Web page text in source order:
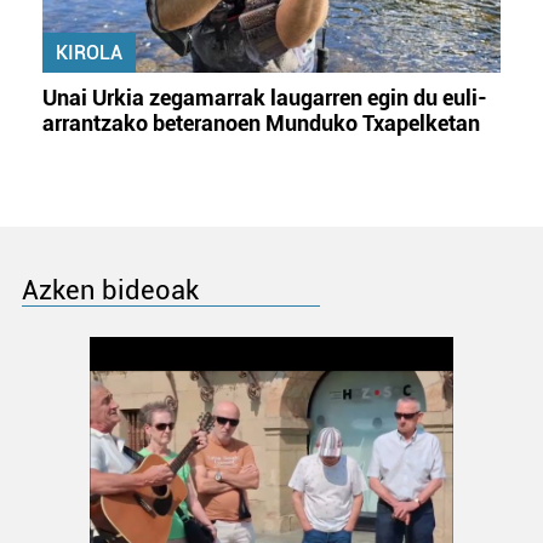
KIROLA
Unai Urkia zegamarrak laugarren egin du euli-
arrantzako beteranoen Munduko Txapelketan
Azken bideoak